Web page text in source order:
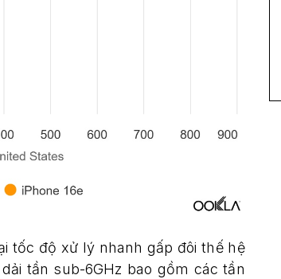
tốc độ xử lý nhanh gấp đôi thế hệ
tần sub-6GHz bao gồm các tần